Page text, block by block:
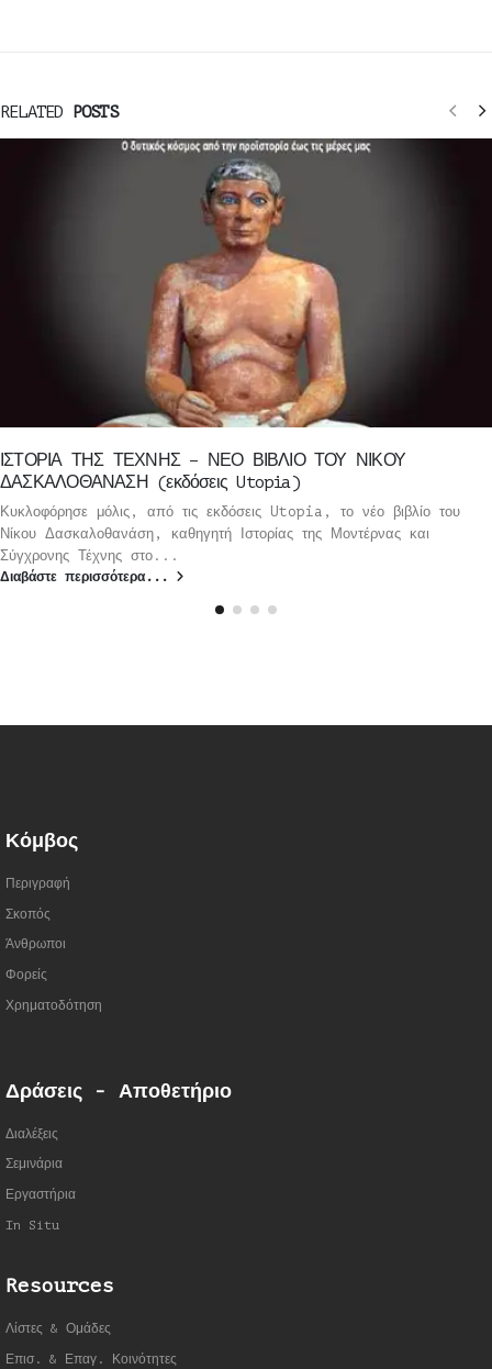
RELATED POSTS
ΙΣΤΟΡΙΑ ΤΗΣ ΤΕΧΝΗΣ – ΝΕΟ ΒΙΒΛΙΟ ΤΟΥ ΝΙΚΟΥ
ΔΑΣΚΑΛΟΘΑΝΑΣΗ (εκδόσεις Utopia)
Κυκλοφόρησε μόλις, από τις εκδόσεις Utopia, το νέο βιβλίο του
Νίκου Δασκαλοθανάση, καθηγητή Ιστορίας της Μοντέρνας και
Σύγχρονης Τέχνης στο...
Διαβάστε περισσότερα...
Κόμβος
Περιγραφή
Σκοπός
Άνθρωποι
Φορείς
Χρηματοδότηση
Δράσεις - Αποθετήριο
Διαλέξεις
Σεμινάρια
Εργαστήρια
In Situ
Resources
Λίστες & Ομάδες
Επισ. & Επαγ. Κοινότητες